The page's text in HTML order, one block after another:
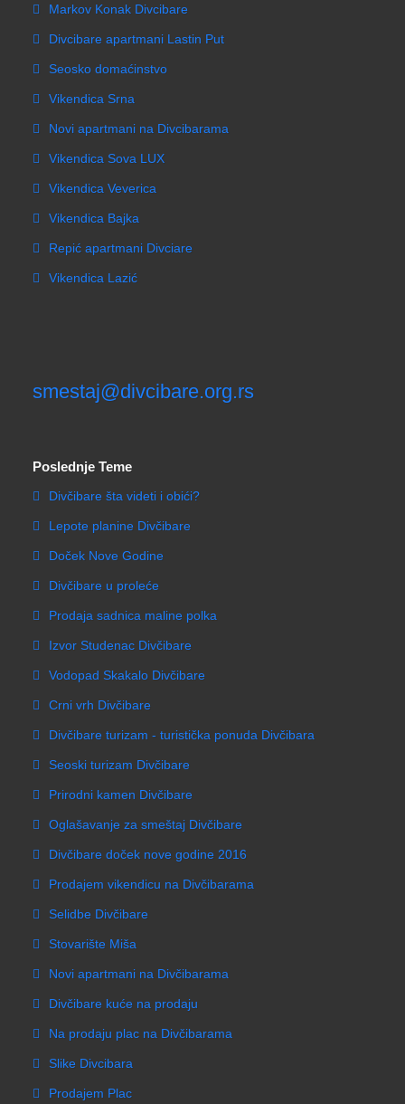
Markov Konak Divcibare
Divcibare apartmani Lastin Put
Seosko domaćinstvo
Vikendica Srna
Novi apartmani na Divcibarama
Vikendica Sova LUX
Vikendica Veverica
Vikendica Bajka
Repić apartmani Divciare
Vikendica Lazić
smestaj@divcibare.org.rs
Poslednje Teme
Divčibare šta videti i obići?
Lepote planine Divčibare
Doček Nove Godine
Divčibare u proleće
Prodaja sadnica maline polka
Izvor Studenac Divčibare
Vodopad Skakalo Divčibare
Crni vrh Divčibare
Divčibare turizam - turistička ponuda Divčibara
Seoski turizam Divčibare
Prirodni kamen Divčibare
Oglašavanje za smeštaj Divčibare
Divčibare doček nove godine 2016
Prodajem vikendicu na Divčibarama
Selidbe Divčibare
Stovarište Miša
Novi apartmani na Divčibarama
Divčibare kuće na prodaju
Na prodaju plac na Divčibarama
Slike Divcibara
Prodajem Plac